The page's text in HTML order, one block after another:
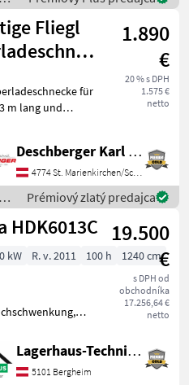
Fliegl
1.890
€
20 % s DPH
1.575 €
netto
für
m lang und
für
1, 7 m
Deschberger Karl Landtechnik GesmbH & Co KG
4774 St. Marienkirchen/Schärding
Prémiový zlatý predajca
HDK6013C
19.500
€
s DPH od
obchodníka
17.256,64 €
netto
kW R. v. 2011 100 h 1240 cm
und ohne
Lagerhaus-Technik, Kundenmaschinen
5101 Bergheim